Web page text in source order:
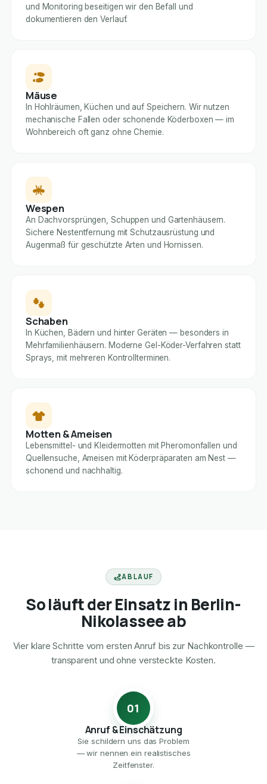
und Monitoring beseitigen wir den Befall und
dokumentieren den Verlauf.
Mäuse
In Hohlräumen, Küchen und auf Speichern. Wir nutzen
mechanische Fallen oder schonende Köderboxen — im
Wohnbereich oft ganz ohne Chemie.
Wespen
An Dachvorsprüngen, Schuppen und Gartenhäusern.
Sichere Nestentfernung mit Schutzausrüstung und
Augenmaß für geschützte Arten und Hornissen.
Schaben
In Küchen, Bädern und hinter Geräten — besonders in
Mehrfamilienhäusern. Moderne Gel-Köder-Verfahren statt
Sprays, mit mehreren Kontrollterminen.
Motten & Ameisen
Lebensmittel- und Kleidermotten mit Pheromonfallen und
Quellensuche, Ameisen mit Köderpräparaten am Nest —
schonend und nachhaltig.
ABLAUF
So läuft der Einsatz in Berlin-
Nikolassee ab
Vier klare Schritte vom ersten Anruf bis zur Nachkontrolle —
transparent und ohne versteckte Kosten.
01
Anruf & Einschätzung
Sie schildern uns das Problem
— wir nennen ein realistisches
Zeitfenster.